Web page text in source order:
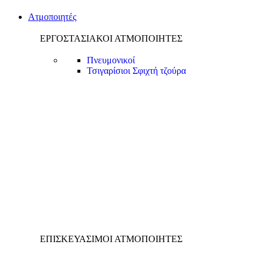
Ατμοποιητές
ΕΡΓΟΣΤΑΣΙΑΚΟΙ ΑΤΜΟΠΟΙΗΤΕΣ
Πνευμονικοί
Τσιγαρίσιοι Σφιχτή τζούρα
ΕΠΙΣΚΕΥΑΣΙΜΟΙ ΑΤΜΟΠΟΙΗΤΕΣ